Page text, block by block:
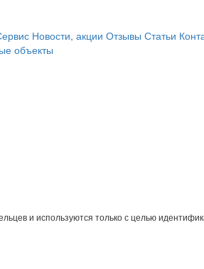
Новости, акции Отзывы Статьи
объекты
и используются только с целью